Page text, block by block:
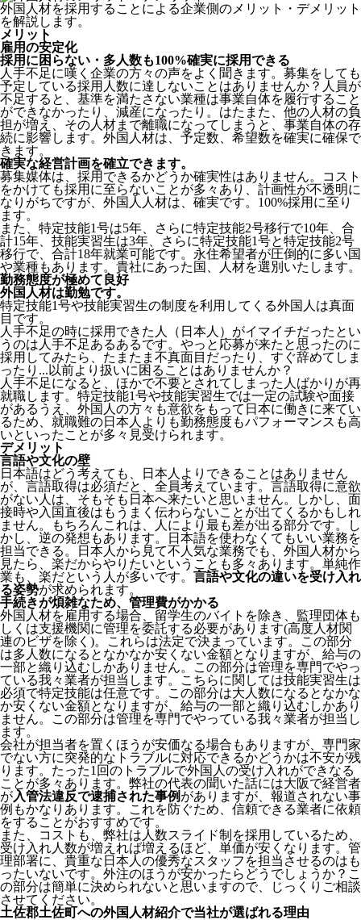
外国人材を採用することによる企業側のメリット・デメリット
を解説します。
メリット
雇用の安定化
採用に困らない・多人数も100%確実に採用できる
人手不足に嘆く企業の方々の声をよく聞きます。募集をしても
予定している採用人数に達しないことはありませんか？人員が
不足すると、基準を満たさない業種は事業自体を履行すること
ができなかったり、減産になったり。はたまた、他の人材の負
担が増え、その人材まで離職になってしまうと、事業自体の存
続に影響します。 外国人材は、予定数、希望数を確実に確保で
きます。
確実な経営計画を確立できます。
募集媒体は、採用できるかどうか確実性はありません。コスト
をかけても採用に至らないことが多々あり、計画性が不透明に
なりがちですが、外国人人材は、確実です。100%採用に至り
ます。
また、特定技能1号は5年、さらに特定技能2号移行で10年、合
計15年、技能実習生は3年、さらに特定技能1号と特定技能2号
移行で、合計18年就業可能です。永住希望者が圧倒的に多い国
や業種もあります。貴社にあった国、人材を選別いたします。
勤務態度が極めて良好
外国人材は勤勉です。
特定技能1号や技能実習生の制度を利用してくる外国人は真面
目 です。
人手不足の時に採用できた人（日本人）がイマイチだったとい
うのは人手不足あるあるです。やっと応募が来たと思ったのに
採用してみたら、たまたま不真面目だったり、すぐ辞めてしま
ったり...以前より扱いに困ることはありませんか？
人手不足になると、ほかで不要とされてしまった人ばかりが再
就職します。特定技能1号や技能実習生では一定の試験や面接
があるうえ、外国人の方々も意欲をもって日本に働きに来てい
るため、就職難の日本人よりも勤務態度もパフォーマンスも高
いといったことが多々見受けられます。
デメリット
言語や文化の壁
日本語はどう考えても、日本人よりできることはありません
が、言語取得は必須だと、全員考えています。言語取得に意欲
がない人は、そもそも日本へ来たいと思いません。しかし、面
接時や入国直後はもうまく伝わらないことが出てくるかもしれ
ません。
もちろんこれは、人により最も差が出る部分です。し
かし、逆の発想もあります。日本語を使わなくてもいい業務を
担当できる。日本人から見て不人気な業務でも、外国人材から
見たら、楽だからやりたいということも多々あります。単純作
業も、楽だという人が多いです。 言語や文化の違いを受け入れ
る姿勢が求められます。
手続きが煩雑なため、管理費がかかる
外国人材を雇用する場合、留学生のバイトを除き、 監理団体も
しくは支援機関に管理を委託する必要があります(高度人材関
連のビザを除く)。これらは法定で決まっています。この部分
は多人数になるとなかなか安くない金額となりますが、給与の
一部と織り込むしかありません。この部分は管理を専門でやっ
ている我々業者が担当します。こちらに関しては技能実習生は
必須で特定技能は任意です。この部分は大人数になるとなかな
か安くない金額となりますが、給与の一部と織り込むしかあり
ません。この部分は管理を専門でやっている我々業者が担当し
ます。
会社が担当者を置くほうが安価なる場合もありますが、専門家
でない方に突発的なトラブルに対応できるかどうかは不安が残
ります。たった1回のトラブルで外国人の受け入れができなる
ことが多々あります。弊社の代表の聞いた話には大阪で経営者
が入管法違反で逮捕された事例 がありますが、報道されない事
例もかなりあります。これを防ぐため、信頼できる業者に依頼
をすることがおすすめです。
また、コストも、弊社は人数スライド制を採用しているため、
受け入れ人数が増えれば増えるほど、単価が安くなります。管
理部署に、貴重な日本人の優秀なスタッフを担当させるのはも
ったいないです。外注のほうが安かったらどうでしょうか？こ
の部分は簡単に決められないと思いますので、じっくりご相談
させてください。
土佐郡土佐町への外国人材紹介で当社が選ばれる理由